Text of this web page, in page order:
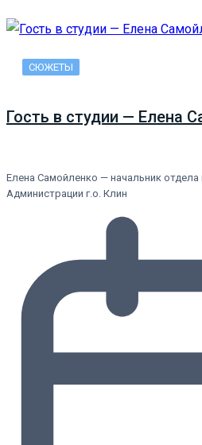
СЮЖЕТЫ
Гость в студии — Елена
Елена Самойленко — начальник
Администрации г.о. Клин